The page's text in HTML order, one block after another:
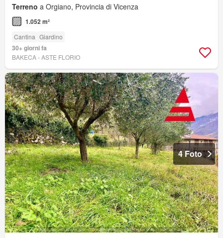
Terreno a Orgiano, Provincia di Vicenza
1.052 m²
Cantina Giardino
30+ giorni fa
BAKECA - ASTE FLORIO
4 Foto